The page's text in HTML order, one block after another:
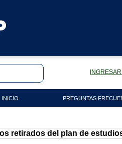
INICIO PREGUNTAS
retirados del plan de